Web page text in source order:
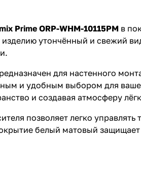
Prime ORP-WHM-10115PM в
утончённый и свежий
для настенного
и удобным выбором для
и создавая атмосферу
позволяет легко
белый матовый